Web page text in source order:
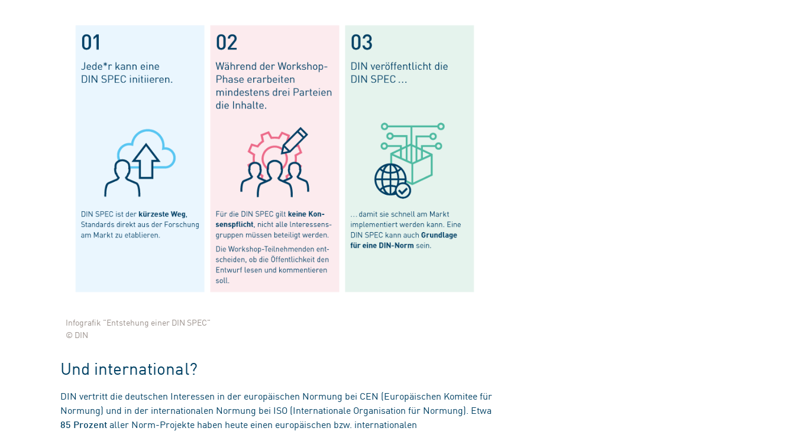
Infografik "Entstehung einer DIN SPEC"
© DIN
Und international?
DIN vertritt die deutschen Interessen in der europäischen Normung bei CEN (Europäischen Komitee für
Normung) und in der internationalen Normung bei ISO (Internationale Organisation für Normung). Etwa
85 Prozent aller Norm-Projekte haben heute einen europäischen bzw. internationalen